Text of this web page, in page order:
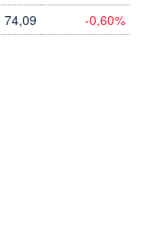
74,09 -0,60%